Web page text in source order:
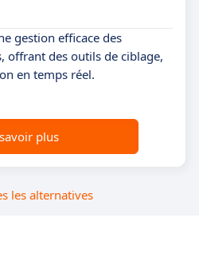
gestion efficace des
offrant des outils de ciblage,
en temps réel.
plus
les alternatives